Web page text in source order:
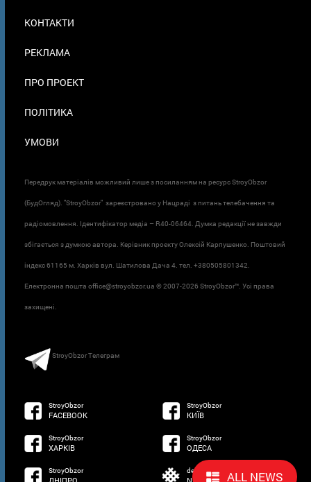
ALL NEWS
В
КОНТАКТИ
РЕКЛАМА
ПРО ПРОЕКТ
ПОЛІТИКА
УМОВИ
Передрук матеріалів можливий лише з посиланням на ресурс StroyObzor
(БудОгляд). "StroyObzor" зареєстровано у Нацраді з питань телебачення та
радіомовлення. Ідентифікатор медіа – R40-06464. Думка редакції не завжди
збігається з думкою автора. Керівник проєкту Олексій Карпушенко. Поштовий
індекс 61165 м. Харків вул. Шатилова Дача 4. тел. +380505801342.
Електронна пошта office@stroyobzor.ua © 2007-2026 StroyObzor™. Усі права
захищені.
StroyObzor Телеграм
StroyObzor
FACEBOOK
StroyObzor
КИЇВ
StroyObzor
ХАРКІВ
StroyObzor
ОДЕСА
StroyObzor developed by